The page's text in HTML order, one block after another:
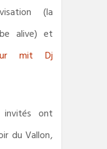
(la
alive) et
mit Dj
invités ont
du Vallon,